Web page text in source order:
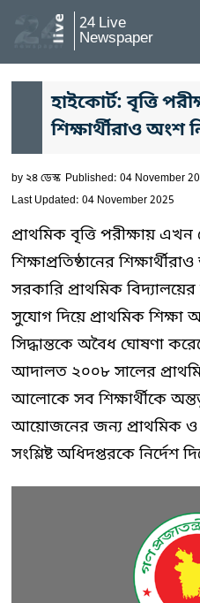
24 Live
Newspaper
হাইকোর্ট: বৃত্তি
শিক্ষার্থীরাও অংশ
by২৪ ডেস্ক Published: 04 November
Last Updated: 04 November 2025
প্রাথমিক বৃত্তি পরীক্ষায়
শিক্ষাপ্রতিষ্ঠানের
সরকারি প্রাথমিক বিদ্যালয়ের
সুযোগ দিয়ে প্রাথমিক শিক্ষা
সিদ্ধান্তকে অবৈধ ঘোষণা
আদালত ২০০৮ সালের
আলোকে সব শিক্ষার্থীকে
আয়োজনের জন্য প্রাথমিক ও
সংশ্লিষ্ট অধিদপ্তরকে নির্দেশ